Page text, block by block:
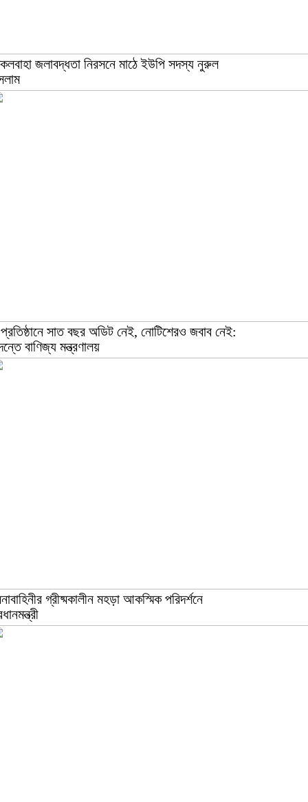
জলাবদ্ধতা নিরসনে মাঠে ইউপি সদস্য নুরুল
সাত বছর অডিট নেই, নোটিশেরও জবাব নেই:
বাণিজ্য মন্ত্রণালয়
গ্রীষ্মকালীন মহড়া আকস্মিক পরিদর্শনে